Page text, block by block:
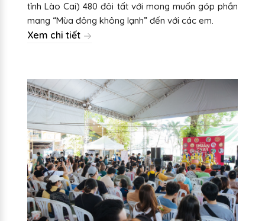
tỉnh Lào Cai) 480 đôi tất với mong muốn góp phần
mang “Mùa đông không lạnh” đến với các em.
Xem chi tiết